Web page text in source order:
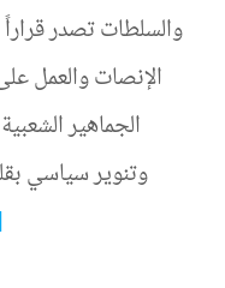
والسلطات تصدر
الإنصات والعمل
الجماهير
وتنوير سياسي